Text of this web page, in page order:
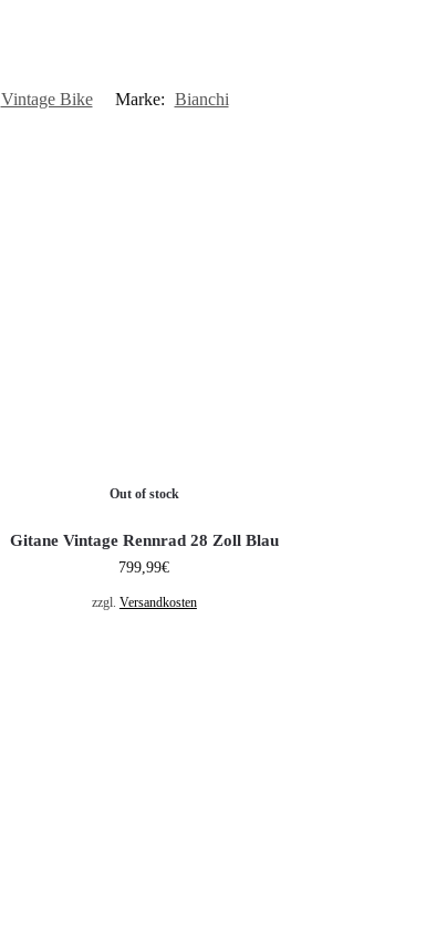
Vintage Bike Marke: Bianchi
Out of stock
Gitane Vintage Rennrad 28 Zoll Blau
799,99€
zzgl. Versandkosten